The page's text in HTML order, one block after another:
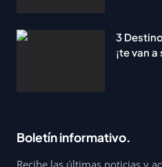
3
¡te van
Boletín informativo.
Recibe las últimas noticias y